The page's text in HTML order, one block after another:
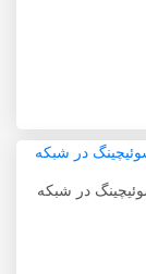
در شبکه